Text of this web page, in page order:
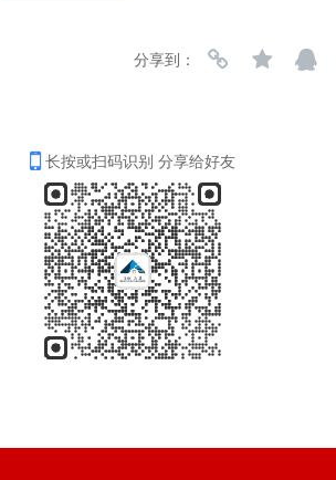
分享到：
长按或扫码识别 分享给好友